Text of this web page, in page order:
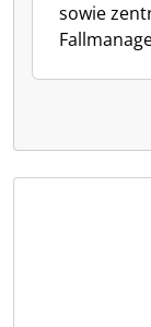
sowie